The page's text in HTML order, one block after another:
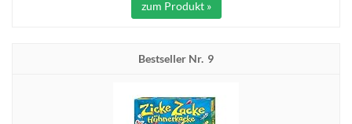
zum Produkt »
9